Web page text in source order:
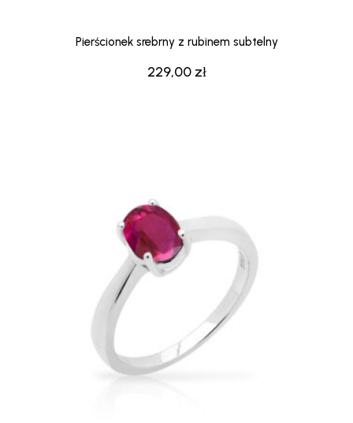
229,00 zł
Pierścionek srebrny z rubinem subtelny